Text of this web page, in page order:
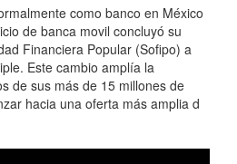
como banco en México
de banca movil concluyó su
Financiera Popular (Sofipo) a
Este cambio amplía la
de sus más de 15 millones de
hacia una oferta más amplia d